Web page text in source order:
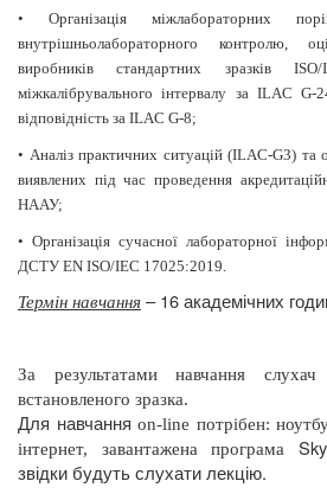
• Організація міжлабораторних
внутрішньолабораторного контролю,
виробників стандартних зразків
міжкалібрувального інтервалу за ILAC
відповідність за ILAC G-8;
• Аналіз практичних ситуацій (ILAC-G3) та
виявлених під час проведення
НААУ;
• Організація сучасної лабораторної
ДСТУ EN ISO/IEC 17025:2019.
Термін навчання – 16 академічних
За результатами навчання слухач
встановленого зразка.
Для навчання on-line потрібен:
інтернет, завантажена програма
звідки будуть слухати лекцію.